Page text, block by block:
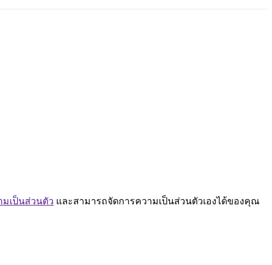
มเป็นส่วนตัว และสามารถจัดการความเป็นส่วนตัวเองได้ของคุณ